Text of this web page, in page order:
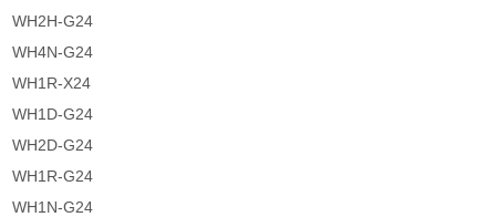
WH2H-G24
WH4N-G24
WH1R-X24
WH1D-G24
WH2D-G24
WH1R-G24
WH1N-G24